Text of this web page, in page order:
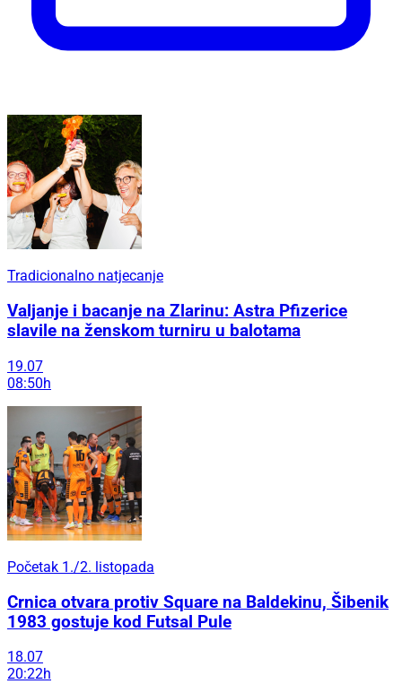
Tradicionalno natjecanje
Valjanje i bacanje na Zlarinu: Astra Pfizerice
slavile na ženskom turniru u balotama
19.07
08:50h
Početak 1./2. listopada
Crnica otvara protiv Square na Baldekinu, Šibenik
1983 gostuje kod Futsal Pule
18.07
20:22h